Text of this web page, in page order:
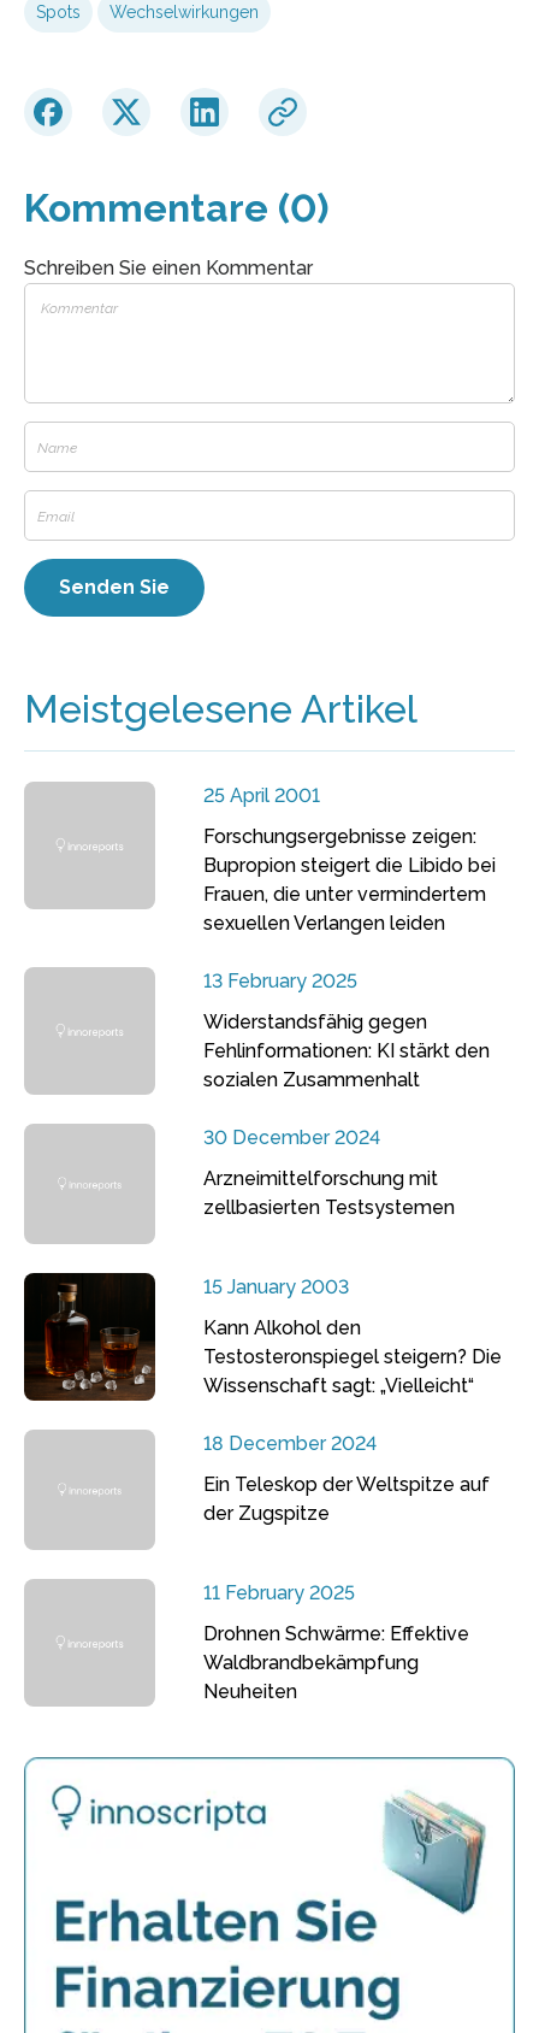
Spots Wechselwirkungen
Kommentare (0)
Schreiben Sie einen Kommentar
Meistgelesene Artikel
25 April 2001
Forschungsergebnisse zeigen:
Bupropion steigert die Libido bei
Frauen, die unter vermindertem
sexuellen Verlangen leiden
13 February 2025
Widerstandsfähig gegen
Fehlinformationen: KI stärkt den
sozialen Zusammenhalt
30 December 2024
Arzneimittelforschung mit
zellbasierten Testsystemen
15 January 2003
Kann Alkohol den
Testosteronspiegel steigern? Die
Wissenschaft sagt: „Vielleicht“
18 December 2024
Ein Teleskop der Weltspitze auf
der Zugspitze
11 February 2025
Drohnen Schwärme: Effektive
Waldbrandbekämpfung
Neuheiten